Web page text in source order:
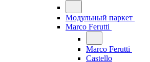
Модульный паркет
Marco Ferutti
Marco Ferutti
Castello